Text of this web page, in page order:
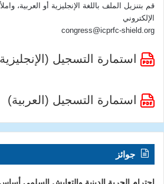
قم بتنزيل الملف باللغة الإنجليزية أو العربية،
الإلكتروني
congress@icprfc-shield.org
استمارة التسجيل
استمارة التسجيل (العربية)
جوائز
احترام الحرية الدينية والتعايش السلمي أساس